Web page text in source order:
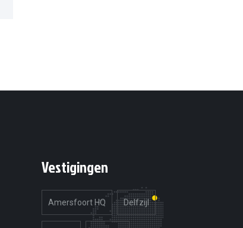
Vestigingen
Amersfoort HQ Delfzijl